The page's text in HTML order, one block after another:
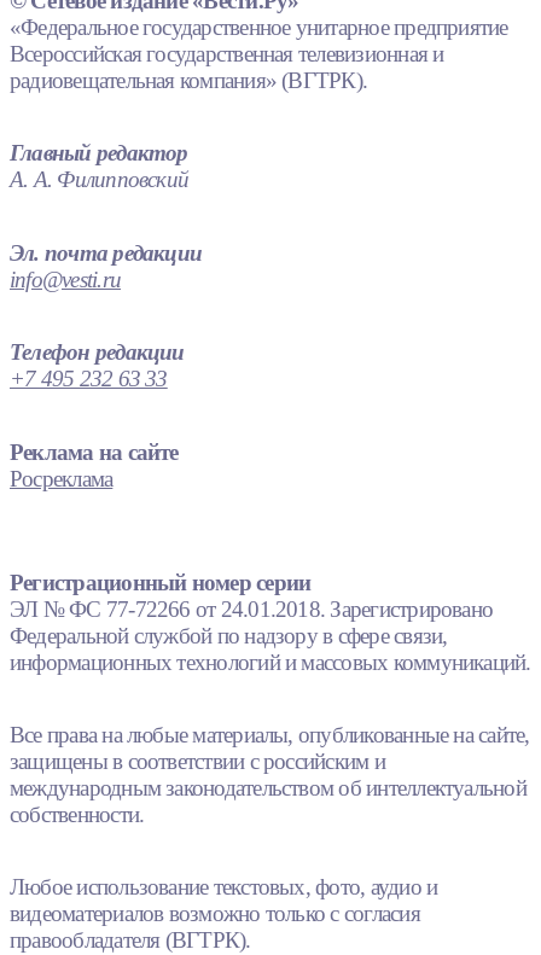
«Федеральное государственное унитарное предприятие
Всероссийская государственная телевизионная и
радиовещательная компания» (ВГТРК).
Главный редактор
А. А. Филипповский
Эл. почта редакции
info@vesti.ru
Телефон редакции
+7 495 232 63 33
Реклама на сайте
Росреклама
Регистрационный номер серии
ЭЛ № ФС 77-72266 от 24.01.2018. Зарегистрировано
Федеральной службой по надзору в сфере связи,
информационных технологий и массовых коммуникаций.
Все права на любые материалы, опубликованные на сайте,
защищены в соответствии с российским и
международным законодательством об интеллектуальной
собственности.
Любое использование текстовых, фото, аудио и
видеоматериалов возможно только с согласия
правообладателя (ВГТРК).